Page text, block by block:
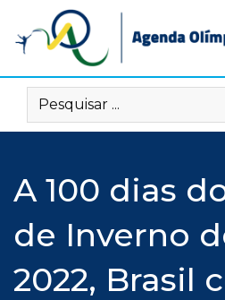
content
A 100 dias
de Inverno
2022, Brasil